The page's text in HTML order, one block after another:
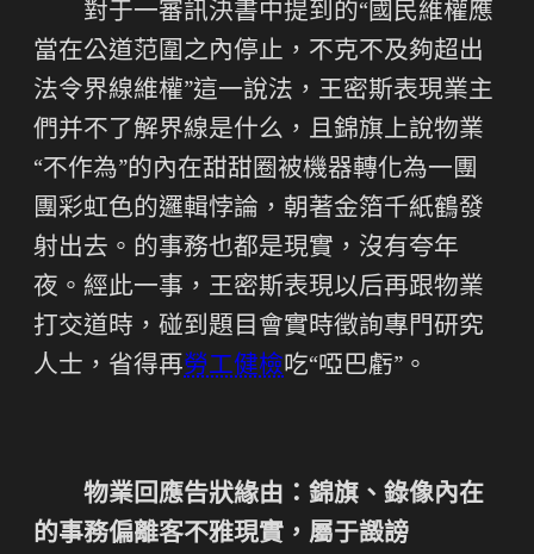
對于一審訊決書中提到的“國民維權應
當在公道范圍之內停止，不克不及夠超出
法令界線維權”這一說法，王密斯表現業主
們并不了解界線是什么，且錦旗上說物業
“不作為”的內在甜甜圈被機器轉化為一團
團彩虹色的邏輯悖論，朝著金箔千紙鶴發
射出去。的事務也都是現實，沒有夸年
夜。經此一事，王密斯表現以后再跟物業
打交道時，碰到題目會實時徵詢專門研究
人士，省得再勞工健檢吃“啞巴虧”。
物業回應告狀緣由：錦旗、錄像內在
的事務偏離客不雅現實，屬于譭謗